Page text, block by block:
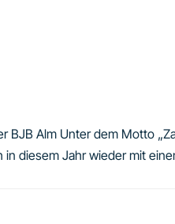
Alm Unter dem Motto
diesem Jahr wieder mit